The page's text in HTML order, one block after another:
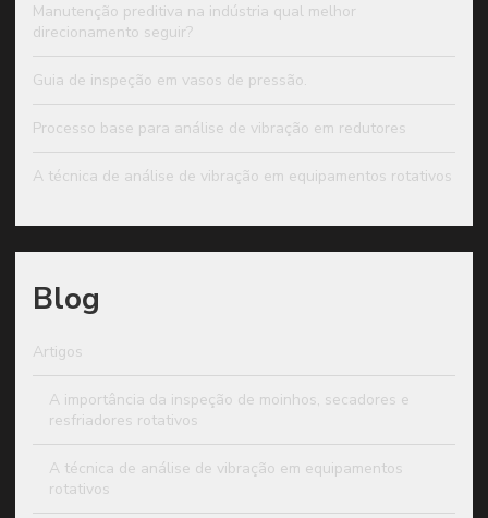
Manutenção preditiva na indústria qual melhor
direcionamento seguir?
Guia de inspeção em vasos de pressão.
Processo base para análise de vibração em redutores
A técnica de análise de vibração em equipamentos rotativos
Blog
Artigos
A importância da inspeção de moinhos, secadores e
resfriadores rotativos
A técnica de análise de vibração em equipamentos
rotativos